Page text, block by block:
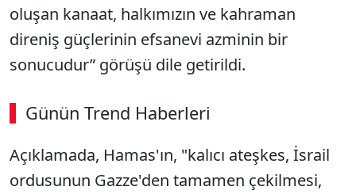
oluşan kanaat, halkımızın ve kahraman
direniş güçlerinin efsanevi azminin bir
sonucudur” görüşü dile getirildi.
Günün Trend Haberleri
Açıklamada, Hamas'ın, "kalıcı ateşkes, İsrail
ordusunun Gazze'den tamamen çekilmesi,